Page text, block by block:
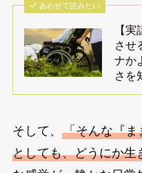
あわせて読みたい
【
させ
ナか
さを
そして、 「そんな『ま
としても、どうにか生